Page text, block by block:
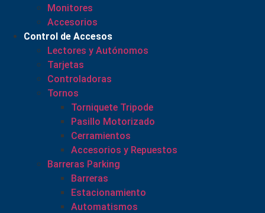
Monitores
Accesorios
Control de Accesos
Lectores y Autónomos
Tarjetas
Controladoras
Tornos
Torniquete Tripode
Pasillo Motorizado
Cerramientos
Accesorios y Repuestos
Barreras Parking
Barreras
Estacionamiento
Automatismos